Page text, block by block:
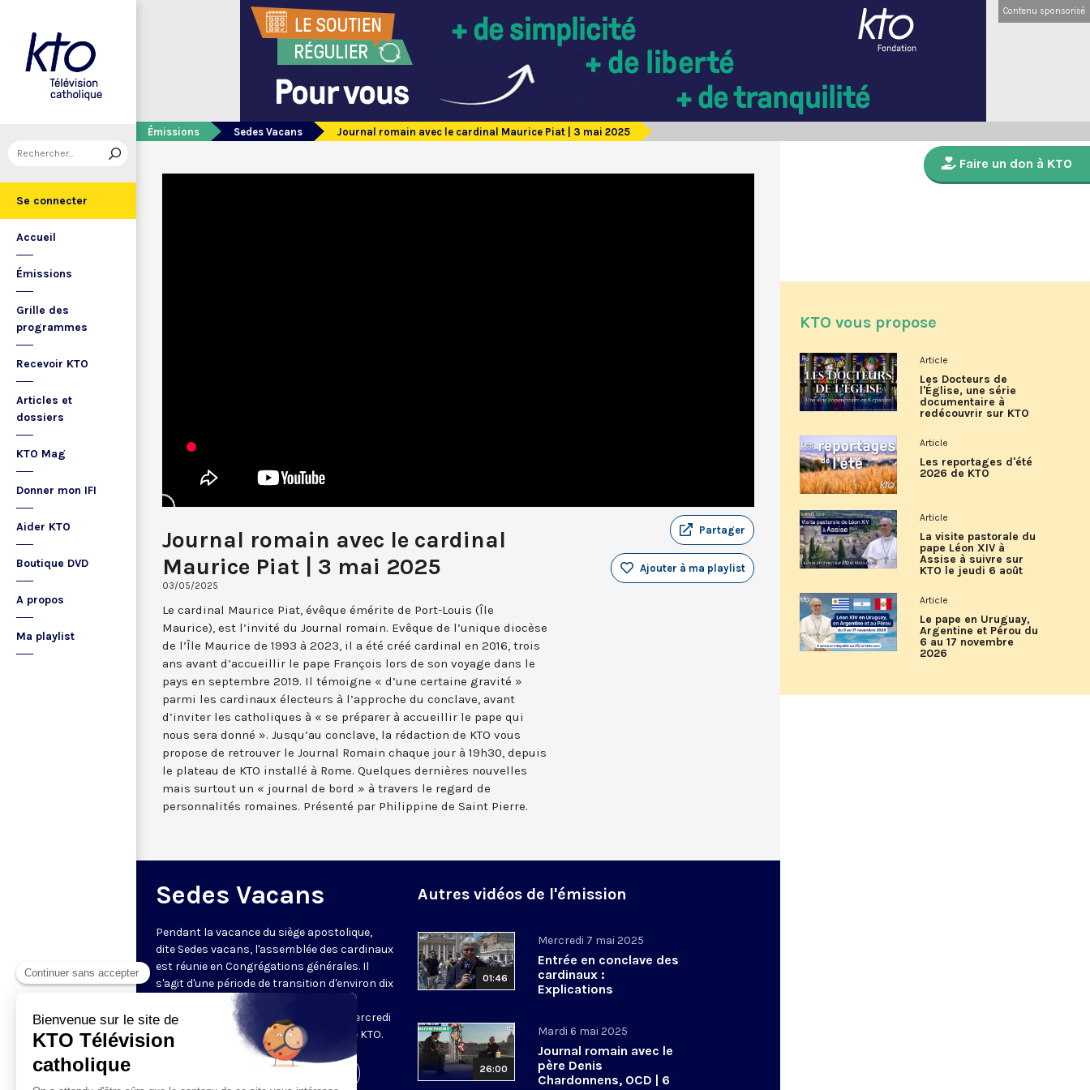
Se connecter
Accueil
Émissions
Grille des
programmes
Recevoir KTO
Articles et
dossiers
KTO Mag
Donner mon IFI
Aider KTO
Boutique DVD
A propos
Ma playlist
Contenu sponsorisé
Émissions Sedes Vacans Journal romain avec le cardinal Maurice Piat | 3 mai 2025
Journal romain avec le cardinal
Maurice Piat | 3 mai 2025
03/05/2025
Partager
Ajouter à ma playlist
Le cardinal Maurice Piat, évêque émérite de Port-Louis (Île
Maurice), est l’invité du Journal romain. Evêque de l’unique diocèse
de l’Île Maurice de 1993 à 2023, il a été créé cardinal en 2016, trois
ans avant d’accueillir le pape François lors de son voyage dans le
pays en septembre 2019. Il témoigne « d’une certaine gravité »
parmi les cardinaux électeurs à l’approche du conclave, avant
d’inviter les catholiques à « se préparer à accueillir le pape qui
nous sera donné ». Jusqu’au conclave, la rédaction de KTO vous
propose de retrouver le Journal Romain chaque jour à 19h30, depuis
le plateau de KTO installé à Rome. Quelques dernières nouvelles
mais surtout un « journal de bord » à travers le regard de
personnalités romaines. Présenté par Philippine de Saint Pierre.
Sedes Vacans
Pendant la vacance du siège apostolique,
dite Sedes vacans, l'assemblée des cardinaux
est réunie en Congrégations générales. Il
s'agit d'une période de transition d'environ dix
à quinze jours qui permet à l'Église de
préparer le conclave qui s'ouvrira le mercredi
7 mai. Découvrez la programmation de KTO.
Autres vidéos de l'émission
01:46
Mercredi 7 mai 2025
Entrée en conclave des
cardinaux :
Explications
26:00
Mardi 6 mai 2025
Journal romain avec le
père Denis
Chardonnens, OCD | 6
Faire un don à KTO
KTO vous propose
Article
Les Docteurs de
l'Église, une série
documentaire à
redécouvrir sur KTO
Article
Les reportages d'été
2026 de KTO
Article
La visite pastorale du
pape Léon XIV à
Assise à suivre sur
KTO le jeudi 6 août
Article
Le pape en Uruguay,
Argentine et Pérou du
6 au 17 novembre
2026